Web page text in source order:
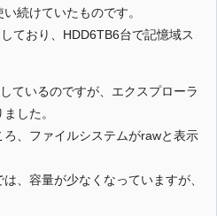
続けていたものです。
ており、HDD6TB6台で記憶域ス
ているのですが、エクスプローラ
した。
、ファイルシステムがrawと表示
、容量が少なくなっていますが、